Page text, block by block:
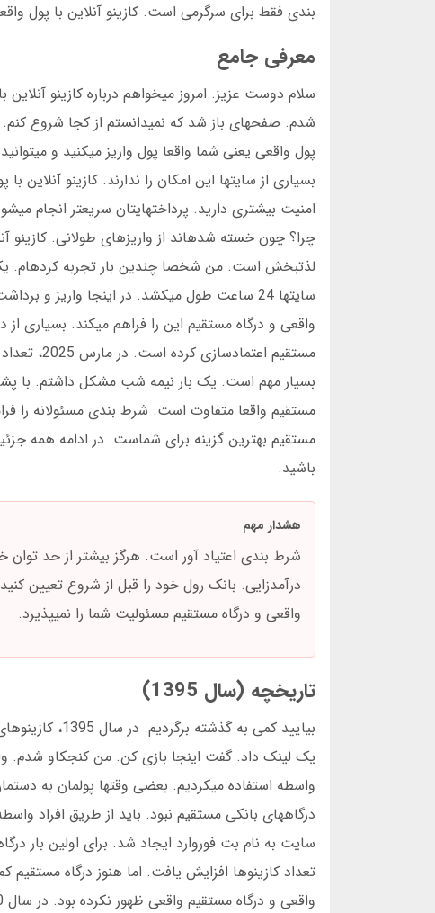
بندی فقط برای سرگرمی است. کازینو آنلاین با پول
معرفی جامع
سلام دوست عزیز. امروز میخواهم درباره کازینو
شدم. صفحهای باز شد که نمیدانستم از کجا شروع کنم.
پول واقعی یعنی شما واقعا پول واریز میکنید و
بسیاری از سایتها این امکان را ندارند. کازینو
چرا؟ چون خسته شدهاند از واریزهای طولانی.
سایتها 24 ساعت طول میکشد. در اینجا واریز
واقعی و درگاه مستقیم این را فراهم میکند. بسیاری
بسیار مهم است. یک بار نیمه شب مشکل داشتم. با
مستقیم واقعا متفاوت است. شرط بندی مسئولانه را
مستقیم بهترین گزینه برای شماست. در ادامه همه
باشید.
هشدار مهم
شرط بندی اعتیاد آور است. هرگز بیشتر از حد توان
درآمدزایی. بانک رول خود را قبل از شروع تعیین
واقعی و درگاه مستقیم مسئولیت شما را نمیپذیرد.
تاریخچه (سال 1395)
بیایید کمی به
یک لینک داد. گفت اینجا بازی کن. من کنجکاو شدم.
واسطه استفاده میکردیم. بعضی وقتها پولمان به